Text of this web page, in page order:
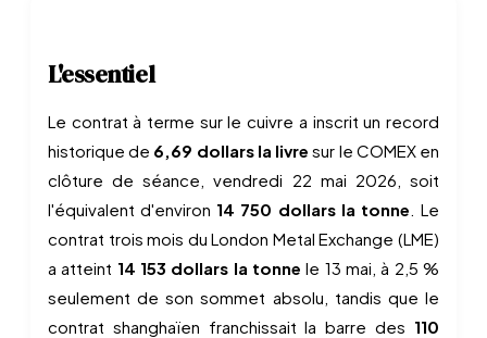
L'essentiel
Le contrat à terme sur le cuivre a inscrit un record
historique de 6,69 dollars la livre sur le COMEX en
clôture de séance, vendredi 22 mai 2026, soit
l'équivalent d'environ 14 750 dollars la tonne. Le
contrat trois mois du London Metal Exchange (LME)
a atteint 14 153 dollars la tonne le 13 mai, à 2,5 %
seulement de son sommet absolu, tandis que le
contrat shanghaïen franchissait la barre des 110